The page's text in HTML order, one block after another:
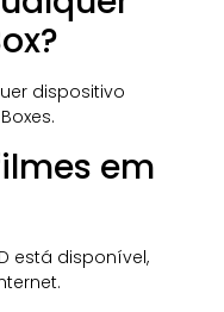
dispositivo
em
está disponível,